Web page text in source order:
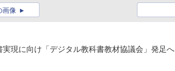
画像
現に向け「デジタル教科書教材協議会」発足へ